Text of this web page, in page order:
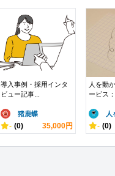
導入事例・採用インタ
ビュー記事...
猪鹿蝶
- (0) 35,000円
人を動
ービス：
人
- (0)